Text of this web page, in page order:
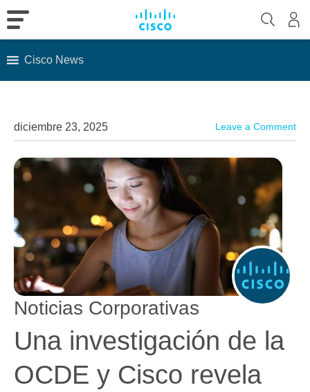
Cisco News
diciembre 23, 2025 Leave a Comment
Noticias Corporativas
Una investigación de la
OCDE y Cisco revela